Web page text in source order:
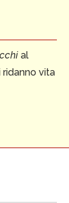
al
ridanno vita